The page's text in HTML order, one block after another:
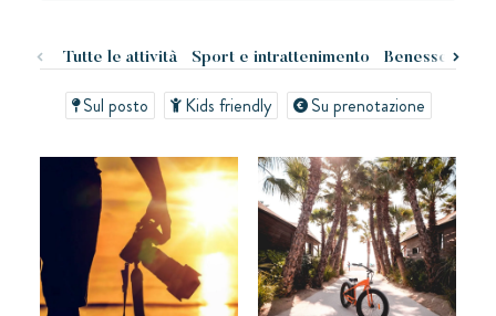
Kon Tiki
Festoso Paradiso tropicale Evasione
Le famose Tiki Huttes, un ambiente idilliaco e un servizio
eccezionale ai piedi della famosa spiaggia di Pampelonne.
Prenotare
Tutte le attività Sport e intrattenimento Benessere
Sul posto Kids friendly Su prenotazione